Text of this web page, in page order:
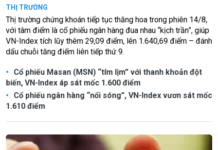
THỊ TRƯỜNG
Thị trường chứng khoán tiếp tục thăng hoa trong phiên 14/8,
với tâm điểm là cổ phiếu ngân hàng đua nhau “kịch trần”, giúp
VN-Index tích lũy thêm 29,09 điểm, lên 1.640,69 điểm – đánh
dấu chuỗi tăng điểm liên tiếp thứ 9.
Cổ phiếu Masan (MSN) “tím lịm” với thanh khoản đột
biến, VN-Index áp sát mốc 1.600 điểm
Cổ phiếu ngân hàng “nổi sóng”, VN-Index vươn sát mốc
1.610 điểm